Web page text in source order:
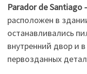
Parador de
расположен в
останавливались
внутренний двор и
первозданных